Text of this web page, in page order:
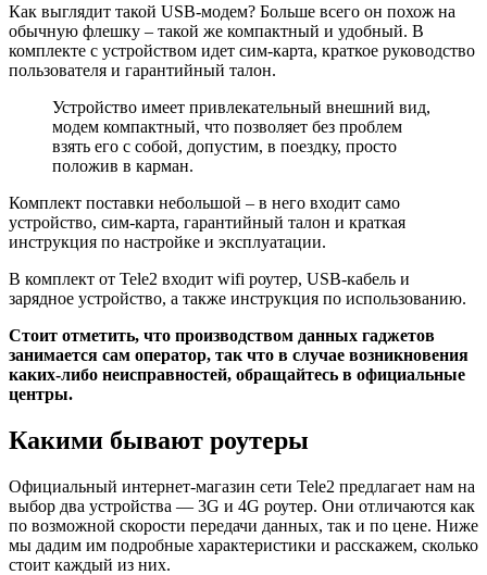
Как выглядит такой USB-модем? Больше всего он похож на
обычную флешку – такой же компактный и удобный. В
комплекте с устройством идет сим-карта, краткое руководство
пользователя и гарантийный талон.
Устройство имеет привлекательный внешний вид,
модем компактный, что позволяет без проблем
взять его с собой, допустим, в поездку, просто
положив в карман.
Комплект поставки небольшой – в него входит само
устройство, сим-карта, гарантийный талон и краткая
инструкция по настройке и эксплуатации.
В комплект от Tele2 входит wifi роутер, USB-кабель и
зарядное устройство, а также инструкция по использованию.
Стоит отметить, что производством данных гаджетов
занимается сам оператор, так что в случае возникновения
каких-либо неисправностей, обращайтесь в официальные
центры.
Какими бывают роутеры
Официальный интернет-магазин сети Tele2 предлагает нам на
выбор два устройства — 3G и 4G роутер. Они отличаются как
по возможной скорости передачи данных, так и по цене. Ниже
мы дадим им подробные характеристики и расскажем, сколько
стоит каждый из них.